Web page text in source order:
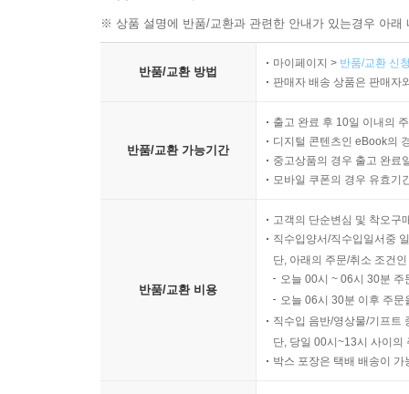
※ 상품 설명에 반품/교환과 관련한 안내가 있는경우 아
반품/교환 방법
마이페이지 > 반품/교환 신
판매자 배송 상품은 판매자
반품/교환 가능기간
출고 완료 후 10일 이내의
디지털 콘텐츠인 eBook의
중고상품의 경우 출고 완료
모바일 쿠폰의 경우 유효기
반품/교환 비용
고객의 단순변심 및 착오구
직수입양서/직수입일서중
단, 아래의 주문/취소 조건
오늘 00시 ~ 06시 30분
오늘 06시 30분 이후 주
직수입 음반/영상물/기프트
단, 당일 00시~13시 사이의
박스 포장은 택배 배송이